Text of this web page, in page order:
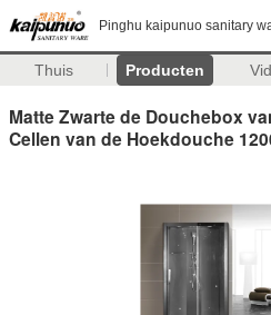
Pinghu kaipunuo sanitary
Thuis Producten
Matte Zwarte de Douchebox
Cellen van de Hoekdouche